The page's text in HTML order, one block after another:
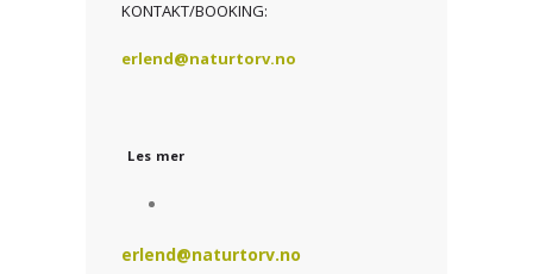
KONTAKT/BOOKING:
erlend@naturtorv.no
Les mer
erlend@naturtorv.no